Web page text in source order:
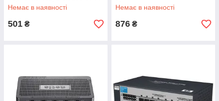
Немає в наявності
501 ₴
Немає в наявності
876 ₴